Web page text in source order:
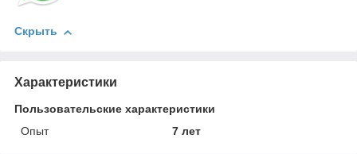
Скрыть
Характеристики
Пользовательские характеристики
Опыт
7 лет